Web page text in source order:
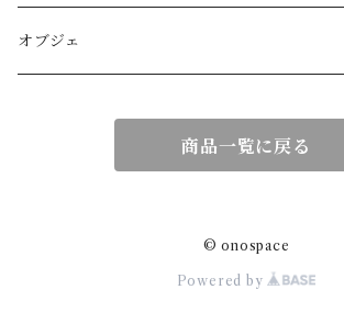
紙製品
オブジェ
商品一覧に戻る
© onospace
Powered by